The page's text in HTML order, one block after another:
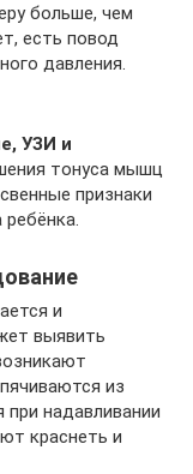
больше, чем
есть повод
давления.
УЗИ и
тонуса мышц
признаки
и
выявить
из
надавливании
краснеть и